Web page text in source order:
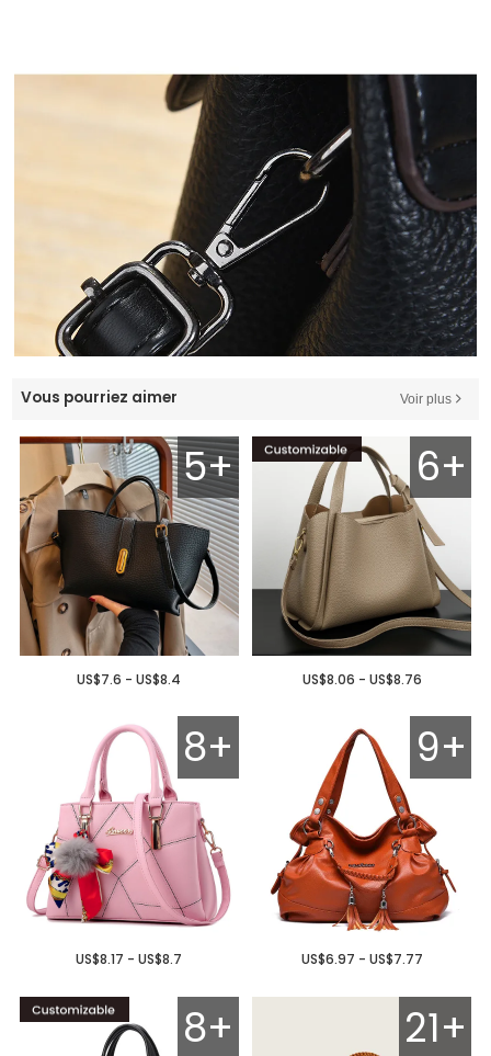
Vous pourriez aimer Voir plus
5+
US$7.6 - US$8.4
6+
US$8.06 - US$8.76
8+
US$8.17 - US$8.7
9+
US$6.97 - US$7.77
8+ 21+